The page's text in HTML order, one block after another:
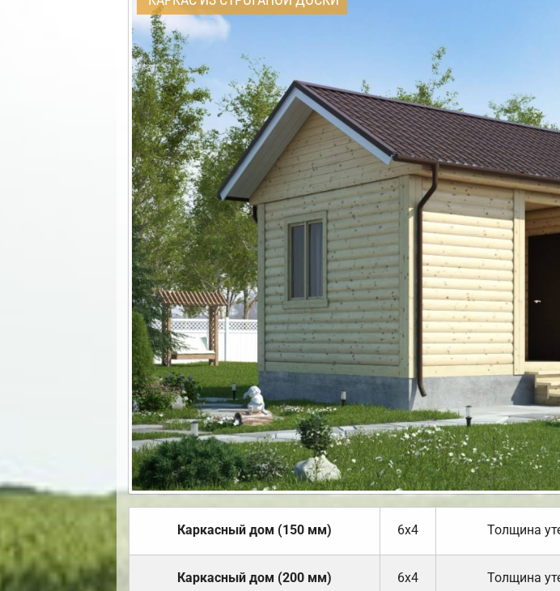
Каркасный дом (150 мм) 6х4 Толщина
Каркасный дом (200 мм) 6х4 Толщина